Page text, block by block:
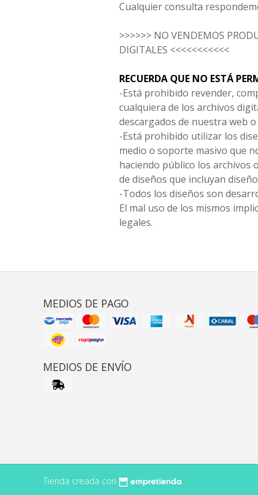
Cualquier consulta
>>>>>> NO VENDEMOS
DIGITALES <<<<<<<<<<<
RECUERDA QUE NO ESTÁ
-Está prohibido revender,
cualquiera de los archivos
descargados de nuestra web
-Está prohibido utilizar los
medio o soporte masivo que
haciendo público los archivos
de diseños que incluyan
-Todos los diseños son
El mal uso de los mismos
legales.
MEDIOS DE PAGO
MEDIOS DE ENVÍO
Tienda creada con